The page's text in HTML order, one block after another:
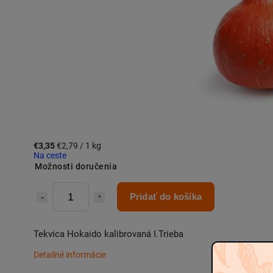
€3,35€2,79 / 1 kg
Na ceste
Možnosti doručenia
Pridať do košíka
Tekvica Hokaido kalibrovaná I.Trieba
Detailné informácie